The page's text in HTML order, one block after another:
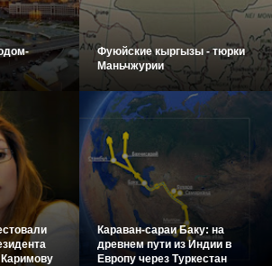
Фуюйские кыргызы - тюрки
Маньчжурии
Караван-сараи Баку: на
древнем пути из Индии в
Европу через Туркестан